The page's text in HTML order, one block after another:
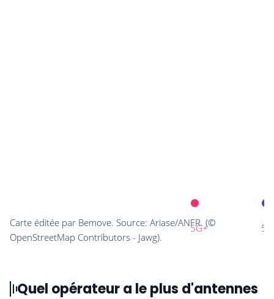
Quel opérateur a le plus d'antennes